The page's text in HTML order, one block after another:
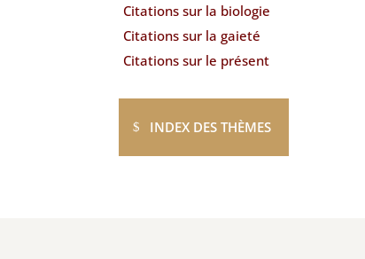
Citations sur la biologie
Citations sur la gaieté
Citations sur le présent
INDEX DES THÈMES